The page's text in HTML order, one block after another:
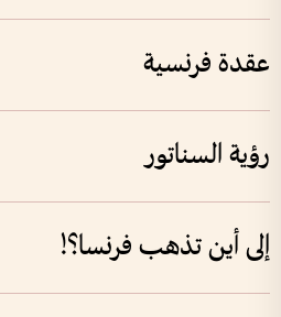
عقدة فرنسية
رؤية السناتور
إلى أين تذهب فرنسا؟!